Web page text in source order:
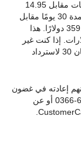
حزمة Plexaderm التجريبية المكونة من ستة تطبيقات مقابل 14.95
دولارًا. بالتناوب ، يمكن للمستخدمين شراء زجاجة لمدة 30 يومًا مقابل
119.90 دولارًا ، أو إمداد لمدة ثلاثة أشهر مقابل 359.70 دولارًا. هذا
اليومي أقل بقليل من 4 دولارات. إذا كنت غير
راضٍ عن عملية الشراء ، فسيتم تغطية العملاء بضمان 30 لاسترداد
إعادته في غضون
30 يومًا. خدمة العملاء متاحة على الرقم 1-800-681-0366 أو عن